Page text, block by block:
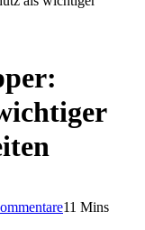
11 Mins